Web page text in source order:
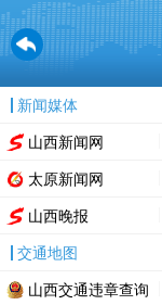
新闻媒体
山西新闻网
太原新闻网
山西晚报
交通地图
山西交通违章查询